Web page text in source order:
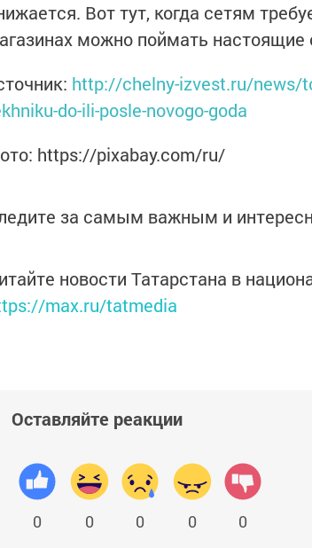
Вот тут, когда сетям
можно поймать настоящие
http://chelny-izvest.ru/news/
do-ili-posle-novogo-goda
https://pixabay.com/ru/
за самым важным и
новости Татарстана в
max.ru/tatmedia
Оставляйте реакции
0 0 0 0 0